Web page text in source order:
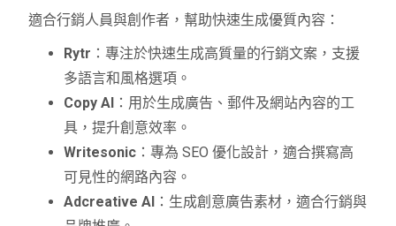
適合行銷人員與創作者，幫助快速生成優質內容：
Rytr ：專注於快速生成高質量的行銷文案，支援
多語言和風格選項。
Copy AI ：用於生成廣告、郵件及網站內容的工
具，提升創意效率。
Writesonic ：專為 SEO 優化設計，適合撰寫高
可見性的網路內容。
Adcreative AI ：生成創意廣告素材，適合行銷與